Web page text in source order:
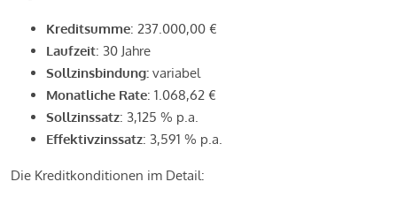
Kreditsumme: 237.000,00 €
Laufzeit: 30 Jahre
Sollzinsbindung: variabel
Monatliche Rate: 1.068,62 €
Sollzinssatz: 3,125 % p.a.
Effektivzinssatz: 3,591 % p.a.
Die Kreditkonditionen im Detail: